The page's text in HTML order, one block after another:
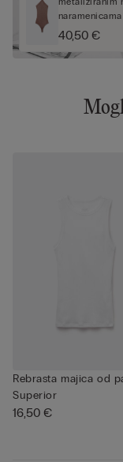
naramenicama
40,50 €
Rebrasta majica od
Superior
16,50 €